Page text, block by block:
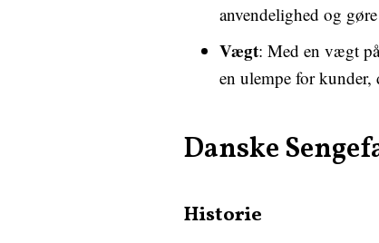
anvendelighed og
Vægt: Med en vægt
en ulempe for
Danske
Historie